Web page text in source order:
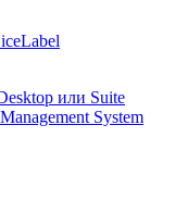
или Suite
System